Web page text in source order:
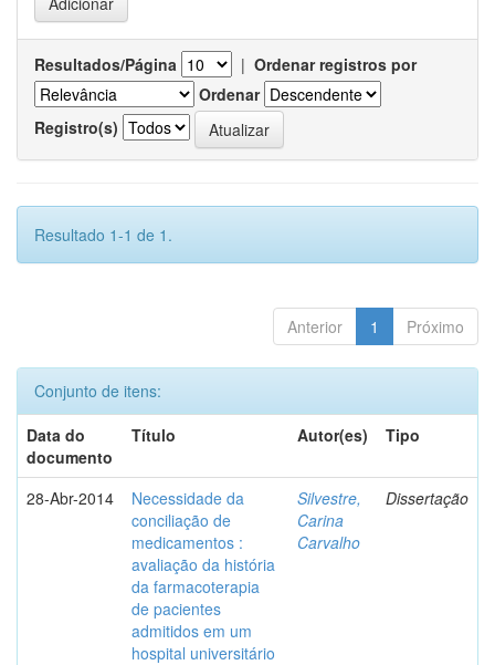
Resultados/Página | Ordenar registros por
Ordenar
Registro(s)
Resultado 1-1 de 1.
Anterior 1 Próximo
Conjunto de itens:
Data do
documento
Título Autor(es) Tipo
28-Abr-2014
Necessidade da
conciliação de
medicamentos :
avaliação da história
da farmacoterapia
de pacientes
admitidos em um
hospital universitário
Silvestre,
Carina
Carvalho
Dissertação